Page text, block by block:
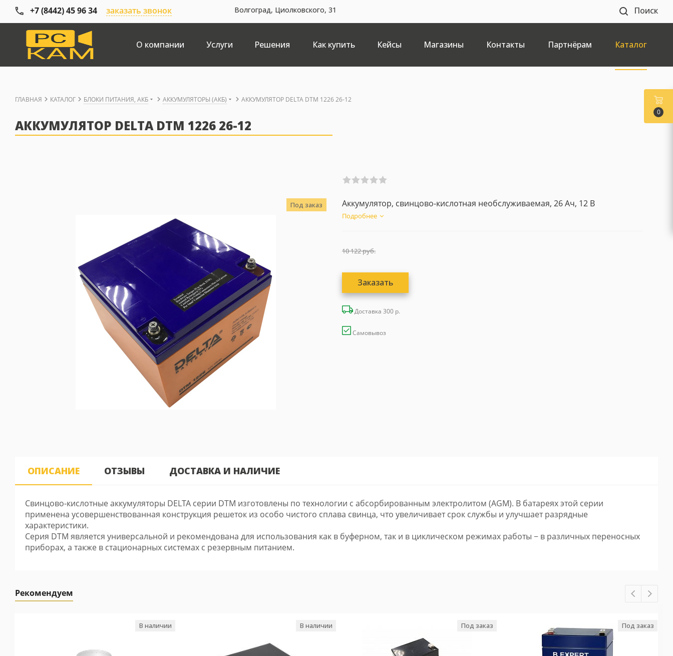
+7 (8442) 45 96 34 заказать звонок Волгоград, Циолковского, 31 Поиск
О компании Услуги Решения Как купить Кейсы Магазины Контакты Партнёрам Каталог
ГЛАВНАЯ КАТАЛОГ БЛОКИ ПИТАНИЯ, АКБ АККУМУЛЯТОРЫ (АКБ) АККУМУЛЯТОР DELTA DTM 1226 26-12
АККУМУЛЯТОР DELTA DTM 1226 26-12
Под заказ Аккумулятор, свинцово-кислотная необслуживаемая, 26 Ач, 12 В
Подробнее
10 122руб.
Заказать
Доставка 300 р.
Самовывоз
ОПИСАНИЕ ОТЗЫВЫ ДОСТАВКА И НАЛИЧИЕ
Свинцово-кислотные аккумуляторы DELTA серии DTM изготовлены по технологии с абсорбированным электролитом (AGM). В батареях этой серии
применена усовершенствованная конструкция решеток из особо чистого сплава свинца, что увеличивает срок службы и улучшает разрядные
характеристики.
Серия DTM является универсальной и рекомендована для использования как в буферном, так и в циклическом режимах работы − в различных переносных
приборах, а также в стационарных системах с резервным питанием.
Рекомендуем
В наличии В наличии Под заказ Под заказ
0